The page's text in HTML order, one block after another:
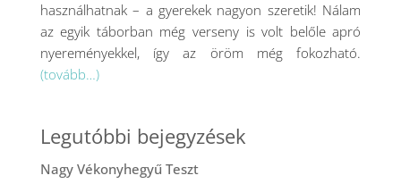
használhatnak – a gyerekek nagyon szeretik! Nálam
az egyik táborban még verseny is volt belőle apró
nyereményekkel, így az öröm még fokozható.
(tovább…)
Legutóbbi bejegyzések
Nagy Vékonyhegyű Teszt